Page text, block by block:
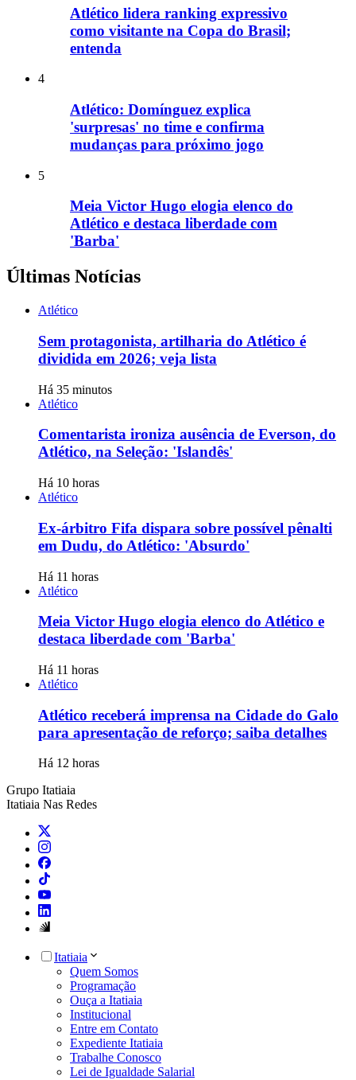
Atlético lidera ranking expressivo
como visitante na Copa do Brasil;
entenda
4
Atlético: Domínguez explica
'surpresas' no time e confirma
mudanças para próximo jogo
5
Meia Victor Hugo elogia elenco do
Atlético e destaca liberdade com
'Barba'
Últimas Notícias
Atlético
Sem protagonista, artilharia do Atlético é
dividida em 2026; veja lista
Há 35 minutos
Atlético
Comentarista ironiza ausência de Everson, do
Atlético, na Seleção: 'Islandês'
Há 10 horas
Atlético
Ex-árbitro Fifa dispara sobre possível pênalti
em Dudu, do Atlético: 'Absurdo'
Há 11 horas
Atlético
Meia Victor Hugo elogia elenco do Atlético e
destaca liberdade com 'Barba'
Há 11 horas
Atlético
Atlético receberá imprensa na Cidade do Galo
para apresentação de reforço; saiba detalhes
Há 12 horas
Grupo Itatiaia
Itatiaia Nas Redes
Itatiaia
Quem Somos
Programação
Ouça a Itatiaia
Institucional
Entre em Contato
Expediente Itatiaia
Trabalhe Conosco
Lei de Igualdade Salarial